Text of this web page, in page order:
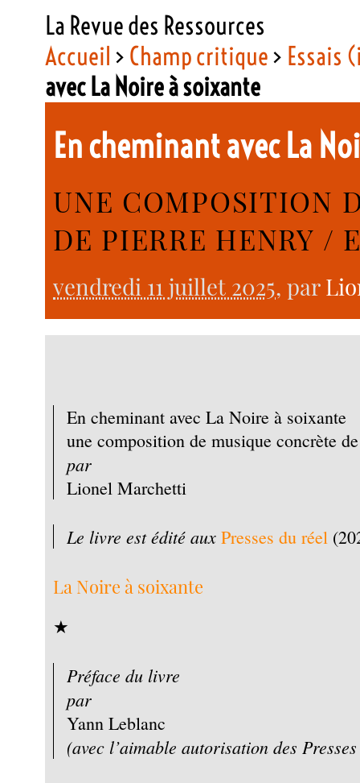
La Revue des Ressources
Accueil > Champ critique> Essais
avec La Noire à soixante
En cheminant avec La
UNE COMPOSITION
DE PIERRE HENRY /
vendredi 11 juillet 2025, par
En cheminant avec La Noire à soixante
une composition de musique concrète
par
Lionel Marchetti
Le livre est édité aux Presses du réel
La Noire à soixante
★
Préface du livre
par
Yann Leblanc
(avec l’aimable autorisation des